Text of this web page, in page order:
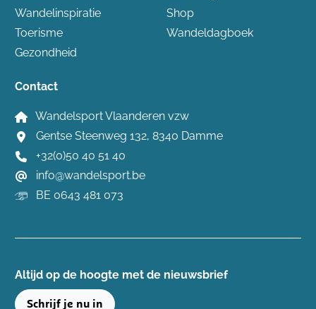
Wandelinspiratie
Toerisme
Gezondheid
Shop
Wandeldagboek
Contact
Wandelsport Vlaanderen vzw
Gentse Steenweg 132, 8340 Damme
+32(0)50 40 51 40
info@wandelsport.be
BE 0643 481 073
Altijd op de hoogte ​met de nieuwsbrief
Schrijf je nu in